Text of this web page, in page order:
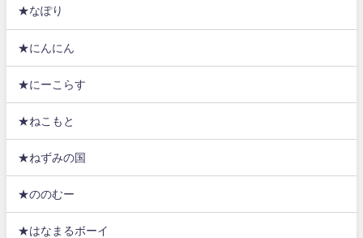
★なぽり
★にんにん
★にーこらす
★ねこもと
★ねずみの国
★ののむー
★はなまるボーイ